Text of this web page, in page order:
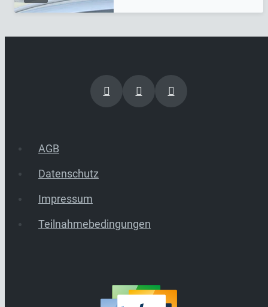
AGB
Datenschutz
Impressum
Teilnahmebedingungen